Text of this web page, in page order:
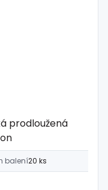
prodloužená
balení20 ks